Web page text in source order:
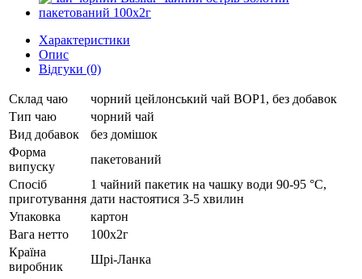
Характеристики
Опис
Відгуки (0)
Склад чаю
чорний цейлонський чай BOP1, без добавок
Тип чаю
чорний чай
Вид добавок
без домішок
Форма
випуску
пакетований
Спосіб
приготування
1 чайний пакетик на чашку води 90-95 °C,
дати настоятися 3-5 хвилин
Упаковка
картон
Вага нетто
100х2г
Країна
виробник
Шрі-Ланка